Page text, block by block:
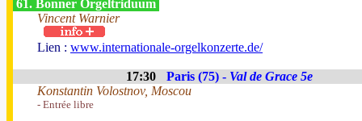
61. Bonner Orgeltriduum
Vincent Warnier
Lien : www.internationale-orgelkonzerte.de/
17:30 Paris (75) - Val de Grace 5e
Konstantin Volostnov, Moscou
- Entrée libre